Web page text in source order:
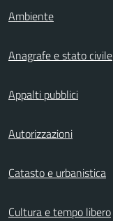
Ambiente
Anagrafe e stato civile
Appalti pubblici
Autorizzazioni
Catasto e urbanistica
Cultura e tempo libero